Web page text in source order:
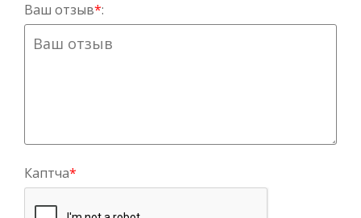
Ваш отзыв*:
Каптча*